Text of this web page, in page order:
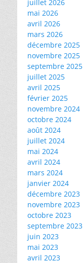
juillet 2026
mai 2026
avril 2026
mars 2026
décembre 2025
novembre 2025
septembre 2025
juillet 2025
avril 2025
février 2025
novembre 2024
octobre 2024
août 2024
juillet 2024
mai 2024
avril 2024
mars 2024
janvier 2024
décembre 2023
novembre 2023
octobre 2023
septembre 2023
juin 2023
mai 2023
avril 2023